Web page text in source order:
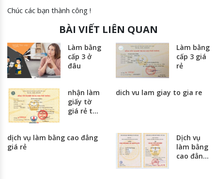
Chúc các bạn thành công !
BÀI VIẾT LIÊN QUAN
Làm bằng
cấp 3 ở
đâu
Làm bằng
cấp 3 giá
rẻ
nhận làm
giấy tờ
giá rẻ tại
phố hồ
dich vu lam giay to gia re
dịch vụ làm bằng cao đẳng
giá rẻ
Dịch vụ
làm bằng
cao đẳng